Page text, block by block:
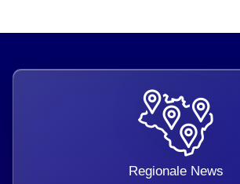
Regionale News